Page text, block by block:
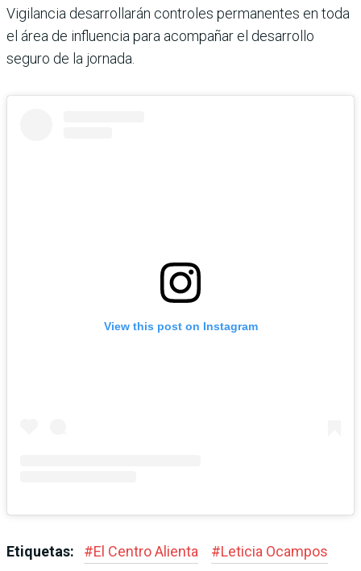
Vigilancia desarrollarán controles permanentes en toda
el área de influencia para acompañar el desarrollo
seguro de la jornada.
View this post on Instagram
Etiquetas: #El Centro Alienta #Leticia Ocampos